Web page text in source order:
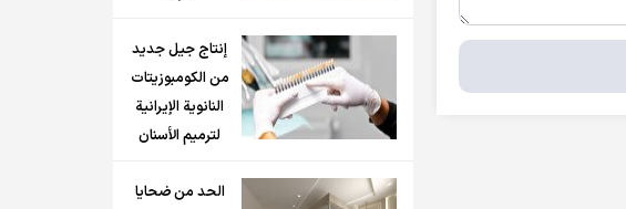
إنتاج جيل جديد
من الكومبوزيتات
النانوية الإيرانية
لترميم الأسنان
الحد من ضحايا